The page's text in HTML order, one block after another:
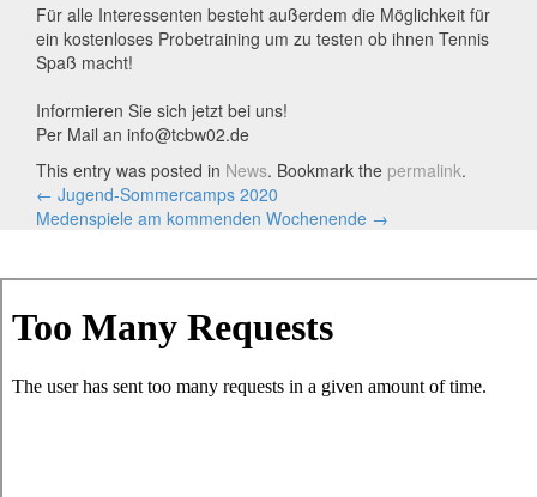
Für alle Interessenten besteht außerdem die Möglichkeit für
ein kostenloses Probetraining um zu testen ob ihnen Tennis
Spaß macht!
Informieren Sie sich jetzt bei uns!
Per Mail an info@tcbw02.de
This entry was posted in News. Bookmark the permalink.
Artikel-
← Jugend-Sommercamps 2020
Medenspiele am kommenden Wochenende →